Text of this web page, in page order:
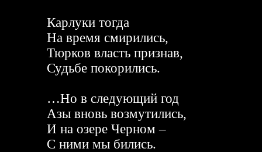
Карлуки тогда
На время смирились,
Тюрков власть признав,
Судьбе покорились.
…Но в следующий год
Азы вновь возмутились,
И на озере Черном –
С ними мы бились.